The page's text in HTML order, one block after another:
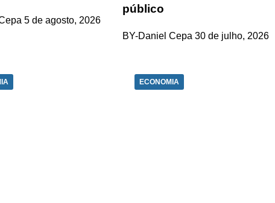
5 de agosto, 2026
público
BY-Daniel Cepa 30 de julho, 2026
ECONOMIA